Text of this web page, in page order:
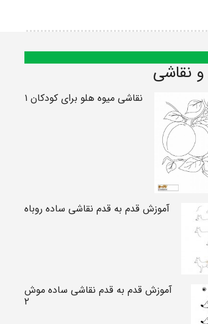
نقاشی
نقاشی میوه هلو برای کودکان ۱
آموزش قدم به قدم نقاشی ساده روباه
آموزش قدم به قدم نقاشی ساده موش
۲